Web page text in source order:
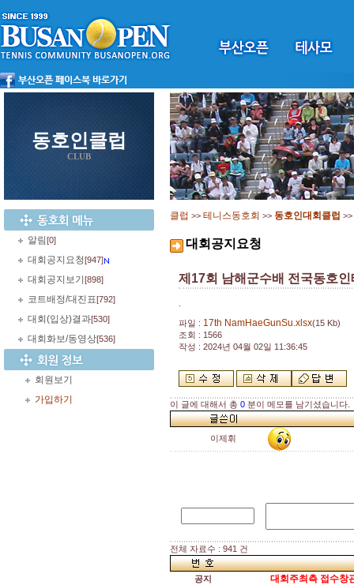
동호인클럽
CLUB
알림[0]
대회공지요청[947]
대회공지보기 [898]
코트배정/대진표[792]
대회(입상)결과[530]
대회화보/동영상[536]
회원보기
가입하기
클럽 >> 테니스동호회 >> 동호인대회클럽 >>
대회공지요청
제17회 남해군수배 전국동호
파일 : 17th NamHaeGunSu.xlsx(15 Kb)
조회 : 1566
작성 : 2024년 04월 02일 11:36:45
이 글에 대해서 총 0 분이 메모를 남기셨습니다.
이제휘
전체 자료수 : 941 건
공지 대회주최측 접수창